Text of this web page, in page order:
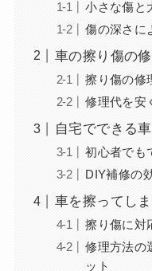
小さな傷と
傷の深さに
車の擦り傷の
擦り傷の修
修理代を安
自宅でできる
初心者でも
DIY補修の
車を擦ってし
擦り傷に対
修理方法の
ット